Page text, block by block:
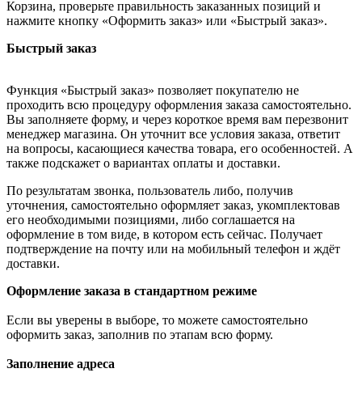
Корзина, проверьте правильность заказанных позиций и
нажмите кнопку «Оформить заказ» или «Быстрый заказ».
Быстрый заказ
Функция «Быстрый заказ» позволяет покупателю не
проходить всю процедуру оформления заказа самостоятельно.
Вы заполняете форму, и через короткое время вам перезвонит
менеджер магазина. Он уточнит все условия заказа, ответит
на вопросы, касающиеся качества товара, его особенностей. А
также подскажет о вариантах оплаты и доставки.
По результатам звонка, пользователь либо, получив
уточнения, самостоятельно оформляет заказ, укомплектовав
его необходимыми позициями, либо соглашается на
оформление в том виде, в котором есть сейчас. Получает
подтверждение на почту или на мобильный телефон и ждёт
доставки.
Оформление заказа в стандартном режиме
Если вы уверены в выборе, то можете самостоятельно
оформить заказ, заполнив по этапам всю форму.
Заполнение адреса